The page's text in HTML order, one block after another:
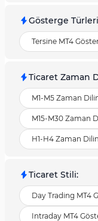
Gösterge Türleri
Tersine MT4
Ticaret Zaman
M1-M5 Zaman
M15-M30 Zaman
H1-H4 Zaman
Ticaret Stili:
Day Trading MT4
Intraday MT4